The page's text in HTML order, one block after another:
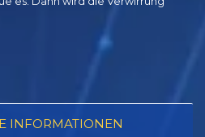
INFORMATIONEN